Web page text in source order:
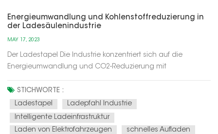
Energieumwandlung und Kohlenstoffreduzierung in
der Ladesäulenindustrie
MAY 17, 2023
Der Ladestapel Die Industrie konzentriert sich auf die
Energieumwandlung und CO2-Reduzierung mit
Ladesäulen werden zunehmend mit erneuerbaren
Energiequellen wie Sonne und Wind betrieben. Diese
Integration verringert die Abhängigkeit von...
STICHWORTE :
Ladestapel
Ladepfahl Industrie
Intelligente Ladeinfrastruktur
Laden von Elektrofahrzeugen
schnelles Aufladen